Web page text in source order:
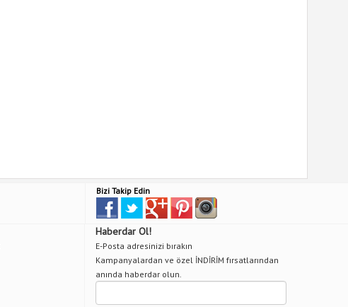
Bizi Takip Edin
Haberdar Ol!
E-Posta adresinizi bırakın
Kampanyalardan ve özel İNDİRİM fırsatlarından
anında haberdar olun.